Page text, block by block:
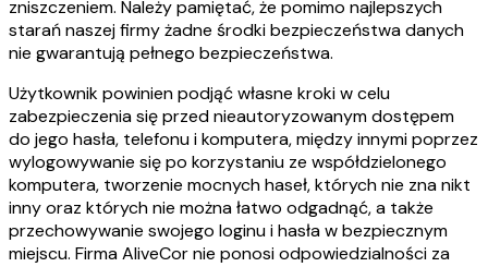
zniszczeniem. Należy pamiętać, że pomimo najlepszych
starań naszej firmy żadne środki bezpieczeństwa danych
nie gwarantują pełnego bezpieczeństwa.
Użytkownik powinien podjąć własne kroki w celu
zabezpieczenia się przed nieautoryzowanym dostępem
do jego hasła, telefonu i komputera, między innymi poprzez
wylogowywanie się po korzystaniu ze współdzielonego
komputera, tworzenie mocnych haseł, których nie zna nikt
inny oraz których nie można łatwo odgadnąć, a także
przechowywanie swojego loginu i hasła w bezpiecznym
miejscu. Firma AliveCor nie ponosi odpowiedzialności za